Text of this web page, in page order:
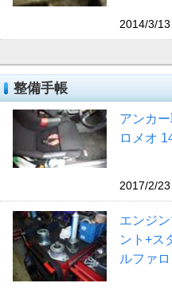
2014/3/
整備手帳
アンカ
ロメオ
2017/2/
エンジ
ント+ス
ルファ